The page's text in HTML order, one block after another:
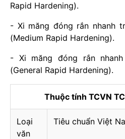
Rapid Hardening).
- Xi măng đóng rắn nhanh
(Medium Rapid Hardening).
- Xi măng đóng rắn
(General Rapid Hardening).
Thuộc tính TCVN
Loại
văn
Tiêu chuẩn Việt